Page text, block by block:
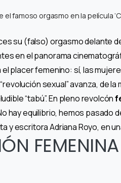
famoso orgasmo en la película
su (falso) orgasmo delante
en el panorama
placer femenino: sí, las
sexual” avanza, de la
“tabú”. En pleno revolcón
hay equilibrio, hemos pasado
y escritora Adriana Royo, en